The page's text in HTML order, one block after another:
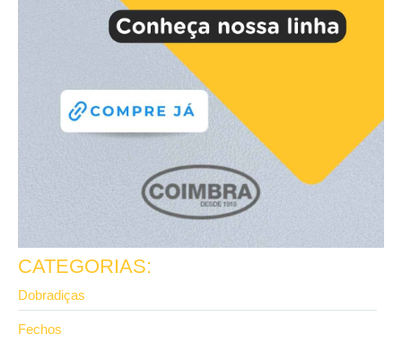
CATEGORIAS:
Dobradiças
Fechos